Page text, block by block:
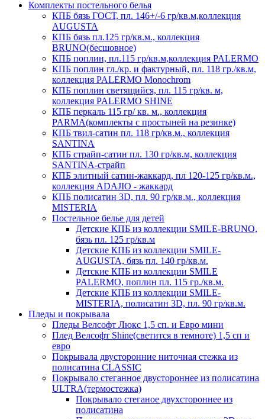
Комплекты постельного белья
КПБ бязь ГОСТ, пл. 146+/-6 гр/кв.м,коллекция
AUGUSTA
КПБ бязь пл.125 гр/кв.м., коллекция
BRUNO(бесшовное)
КПБ поплин, пл.115 гр/кв.м,коллекция PALERMO
КПБ поплин гл./кр. и фактурный, пл. 118 гр./кв.м,
коллекция PALERMO Monochrom
КПБ поплин светящийся, пл. 115 гр/кв. м,
коллекция PALERMO SHINE
КПБ перкаль 115 гр/ кв. м., коллекция
PARMA(комплекты с простыней на резинке)
КПБ твил-сатин пл. 118 гр/кв.м., коллекция
SANTINA
КПБ страйп-сатин пл. 130 гр/кв.м, коллекция
SANTINA-страйп
КПБ элитный сатин-жаккард, пл 120-125 гр/кв.м.,
коллекция ADAJIO - жаккард
КПБ полисатин 3D, пл. 90 гр/кв.м., коллекция
MISTERIA
Постельное белье для детей
Детские КПБ из коллекции SMILE-BRUNO,
бязь пл. 125 гр/кв.м
Детские КПБ из коллекции SMILE-
AUGUSTA, бязь пл. 140 гр/кв.м.
Детские КПБ из коллекции SMILE
PALERMO, поплин пл. 115 гр./кв.м.
Детские КПБ из коллекции SMILE-
MISTERIA, полисатин 3D, пл. 90 гр/кв.м.
Пледы и покрывала
Пледы Велсофт Люкс 1,5 сп. и Евро мини
Плед Велсофт Shine(светится в темноте) 1,5 сп и
евро
Покрывала двусторонние ниточная стежка из
полисатина CLASSIC
Покрывало стеганное двустороннее из полисатина
ULTRA(термостежка)
Покрывало стеганое двухстороннее из
полисатина